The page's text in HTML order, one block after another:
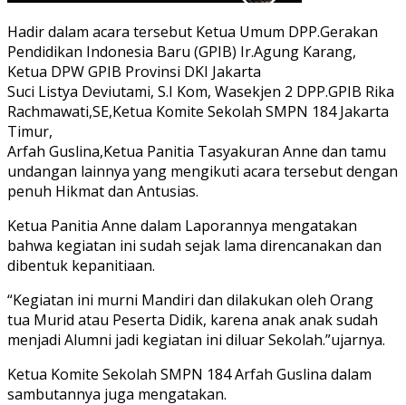
Hadir dalam acara tersebut Ketua Umum DPP.Gerakan
Pendidikan Indonesia Baru (GPIB) Ir.Agung Karang,
Ketua DPW GPIB Provinsi DKI Jakarta
Suci Listya Deviutami, S.I Kom, Wasekjen 2 DPP.GPIB Rika
Rachmawati,SE,Ketua Komite Sekolah SMPN 184 Jakarta
Timur,
Arfah Guslina,Ketua Panitia Tasyakuran Anne dan tamu
undangan lainnya yang mengikuti acara tersebut dengan
penuh Hikmat dan Antusias.
Ketua Panitia Anne dalam Laporannya mengatakan
bahwa kegiatan ini sudah sejak lama direncanakan dan
dibentuk kepanitiaan.
“Kegiatan ini murni Mandiri dan dilakukan oleh Orang
tua Murid atau Peserta Didik, karena anak anak sudah
menjadi Alumni jadi kegiatan ini diluar Sekolah.”ujarnya.
Ketua Komite Sekolah SMPN 184 Arfah Guslina dalam
sambutannya juga mengatakan.